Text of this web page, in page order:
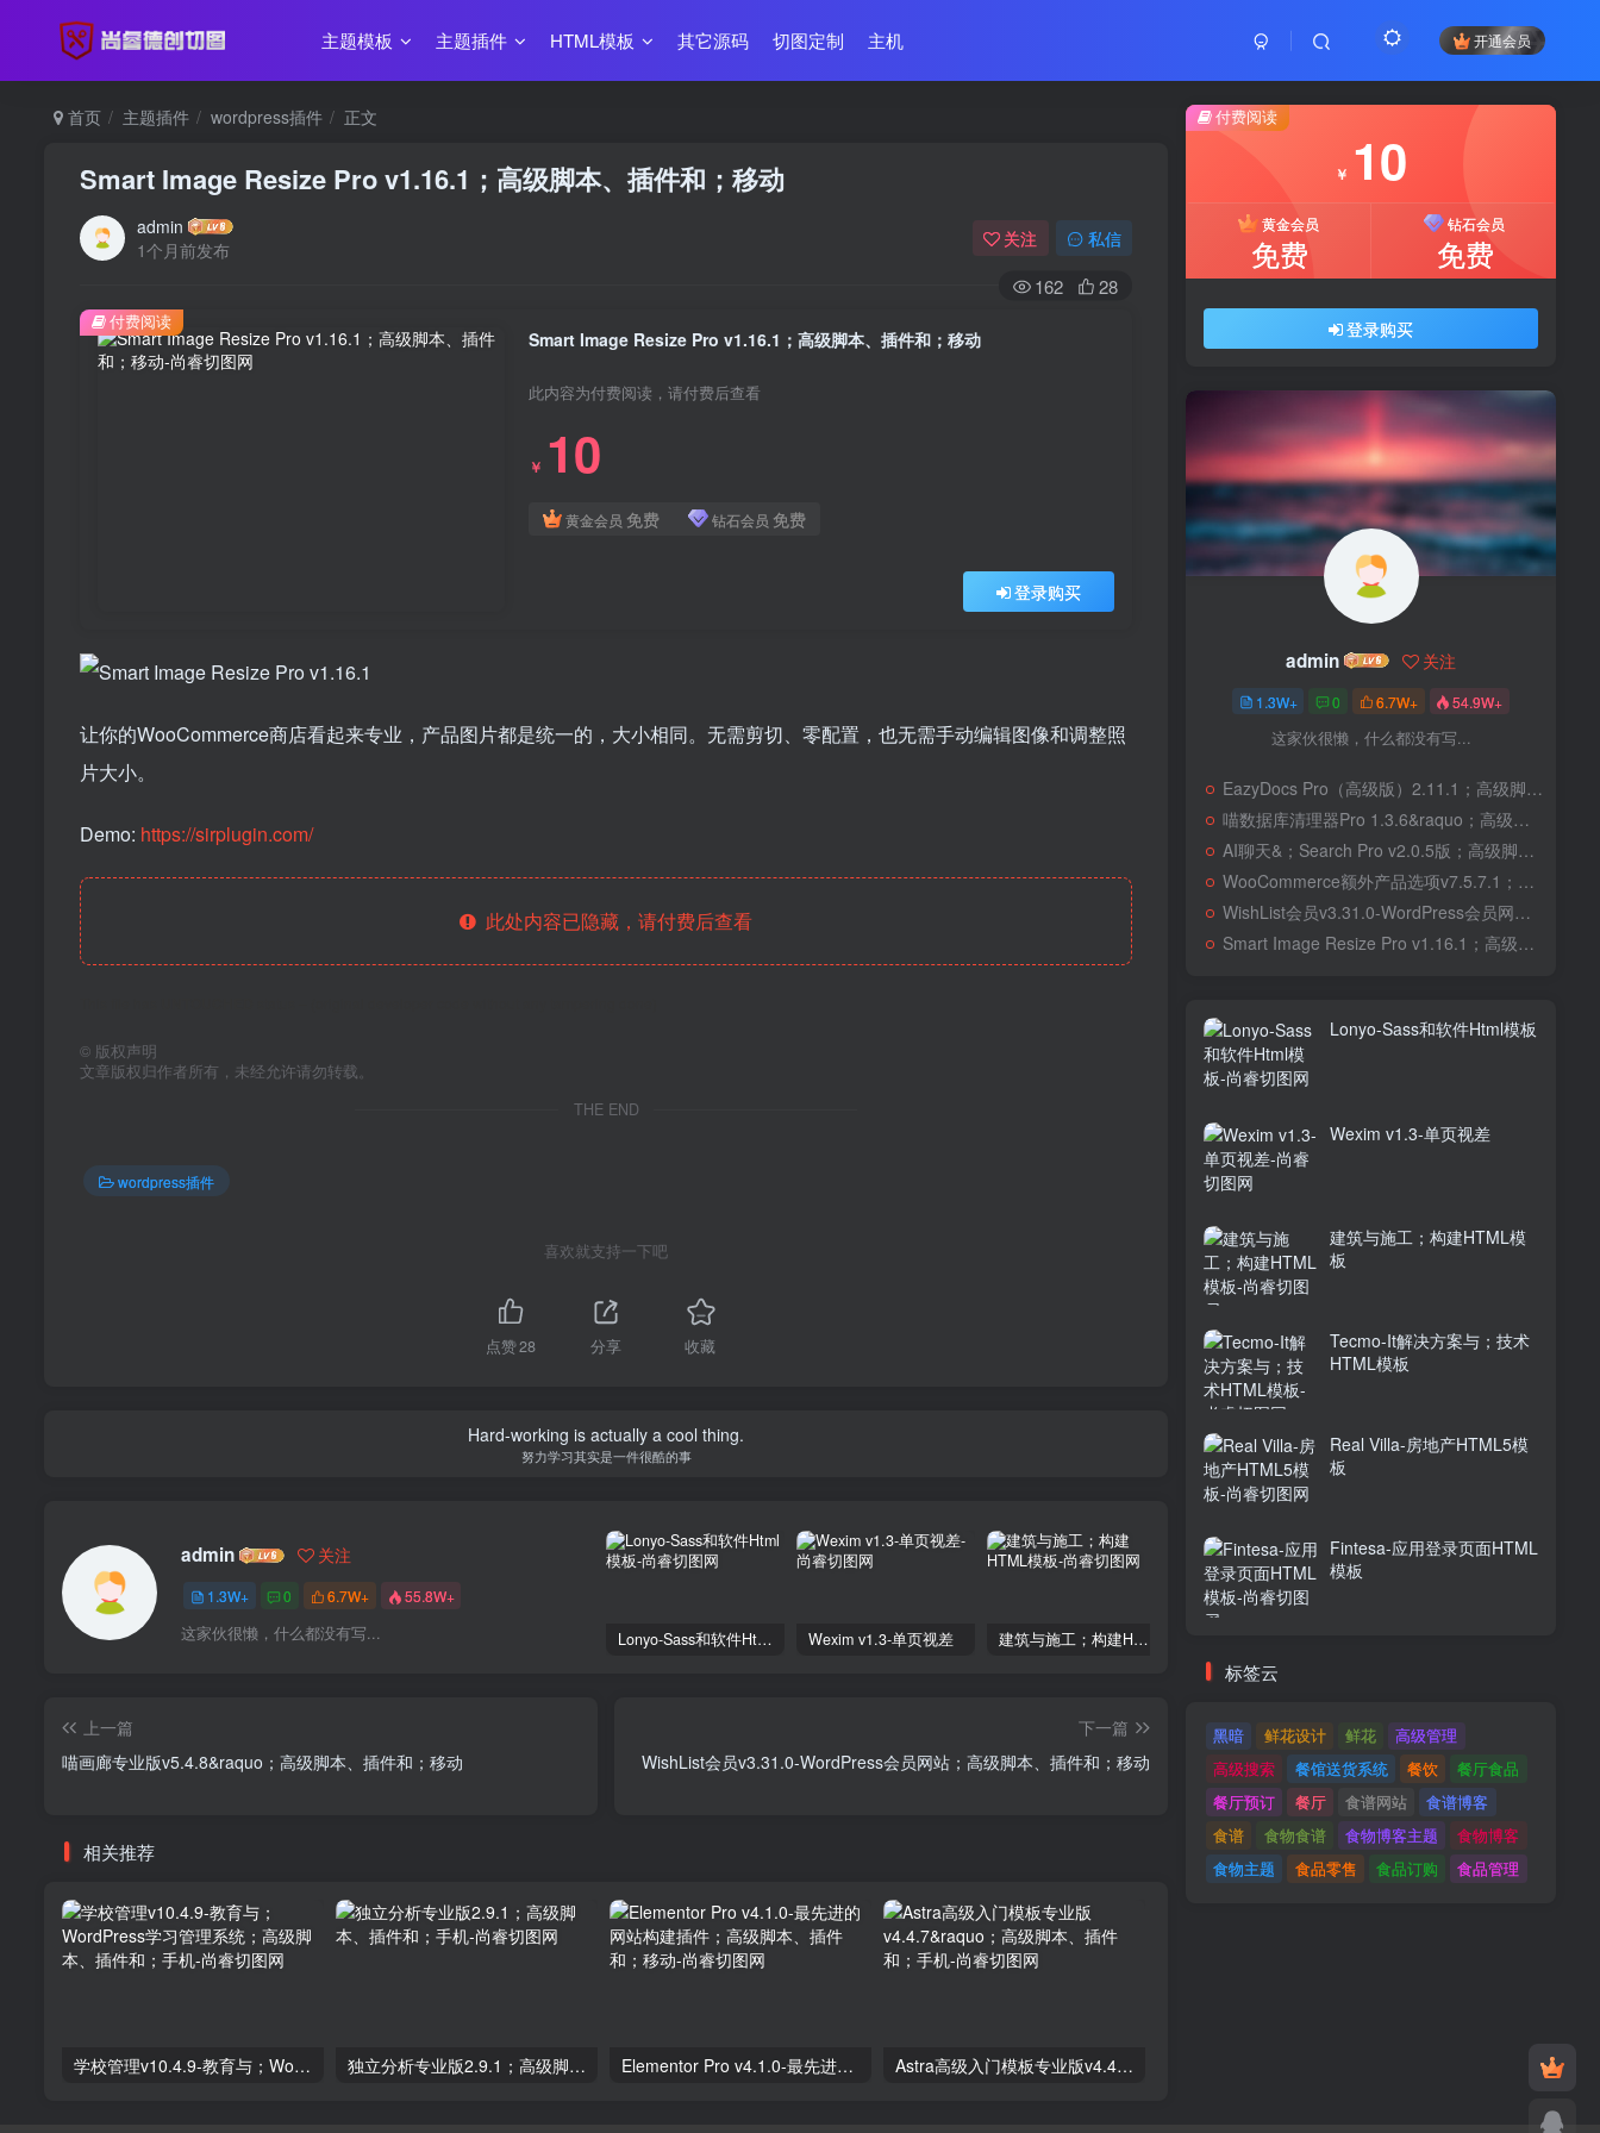
主题模板 主题插件 HTML模板 其它源码 切图定制 主机 开通会员
首页 主题插件 wordpress插件 正文
Smart Image Resize Pro v1.16.1；高级脚本、插件和；移动
admin
1个月前发布
关注 私信
162 28
Smart Image Resize Pro v1.16.1；高级脚本、插件和；移动
此内容为付费阅读，请付费后查看
￥ 10
黄金会员 免费 钻石会员 免费
登录购买
付费阅读
让你的WooCommerce商店看起来专业，产品图片都是统一的，大小相同。无需剪切、零配置，也无需手动编辑图像和调整照
片大小。
Demo: https://sirplugin.com/
此处内容已隐藏，请付费后查看
© 版权声明
文章版权归作者所有，未经允许请勿转载。
THE END
wordpress插件
喜欢就支持一下吧
点赞28 分享 收藏
Hard-working is actually a cool thing.
努力学习其实是一件很酷的事
admin 关注
1.3W+ 0 6.7W+ 55.8W+
这家伙很懒，什么都没有写... Lonyo-Sass和软件Html模板 Wexim v1.3-单页视差 建筑与施工；构建HTML模板
上一篇
喵画廊专业版v5.4.8&raquo；高级脚本、插件和；移动
下一篇
WishList会员v3.31.0-WordPress会员网站；高级脚本、插件和；移动
相关推荐
学校管理v10.4.9-教育与；WordPress学习管理系统；高级脚本、插件和；手机 独立分析专业版2.9.1；高级脚本、插件和；手机 Elementor Pro v4.1.0-最先进的网站构建插件；高级脚本、插件和；移动 Astra高级入门模板专业版v4.4.7&raquo；高级脚本、插件和；手机
付费阅读
￥ 10
黄金会员
免费
钻石会员
免费
登录购买
admin 关注
1.3W+ 0 6.7W+ 54.9W+
这家伙很懒，什么都没有写...
EazyDocs Pro（高级版）2.11.1；高级脚本、插件和；移动
喵数据库清理器Pro 1.3.6&raquo；高级脚本、插件和；移动
AI聊天&；Search Pro v2.0.5版；高级脚本、插件和；移动
WooCommerce额外产品选项v7.5.7.1；高级脚本、插件和；移动
WishList会员v3.31.0-WordPress会员网站；高级脚本、插件和；移动
Smart Image Resize Pro v1.16.1；高级脚本、插件和；移动
Lonyo-Sass和软件Html模板
Wexim v1.3-单页视差
建筑与施工；构建HTML模
板
Tecmo-It解决方案与；技术
HTML模板
Real Villa-房地产HTML5模
板
Fintesa-应用登录页面HTML
模板
标签云
黑暗 鲜花设计 鲜花
高级管理
高级搜索
餐馆送货系统 餐饮
餐厅食品
餐厅预订
餐厅 食谱网站
食谱博客
食谱
食物食谱 食物博客主题
食物博客
食物主题
食品零售 食品订购 食品管理